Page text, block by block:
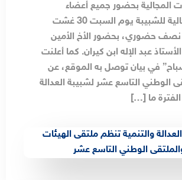
المجالية بحضور جميع أعضاء
الهيئات المجالية للشبيبة يوم السبت 30 غشت
نصف حضوري، بحضور الأخ الأمين
عبد الإله ابن كيران. كما أعلنت
في بيان توصل به الموقع، عن
الوطني التاسع عشر لشبيبة العدالة
ما […]